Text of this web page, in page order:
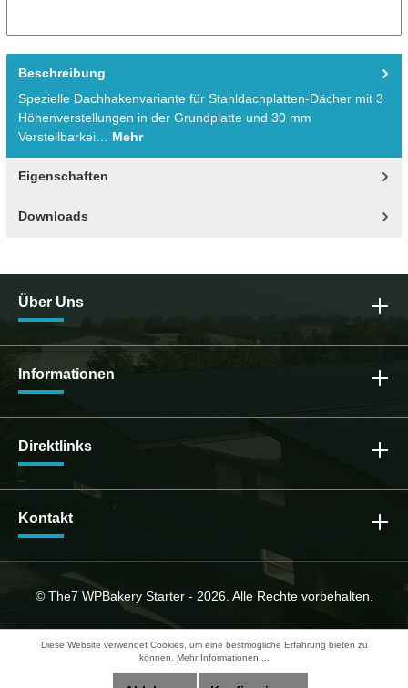
Beschreibung
Spezielle Dachhakenvariante für Stahldachplatten-Dächer mit 3
Höhenverstellungen in der Grundplatte und 30 mm
Verstellbarkei… Mehr
Eigenschaften
Downloads
Über Uns
Informationen
Direktlinks
Kontakt
© The7 WPBakery Starter - 2026. Alle Rechte vorbehalten.
Diese Website verwendet Cookies, um eine bestmögliche Erfahrung bieten zu
können. Mehr Informationen ...